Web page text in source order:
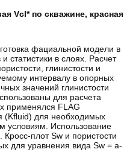
Vcl* по скважине, красная
фациальной модели в
статистики в слоях. Расчет
глинистости и
интервалу в опорных
значений глинистости
для расчета
применялся FLAG
(Kfluid) для необходимых
условиям. Использование
плот Sw и пористости
для уравнения вида Sw = a-